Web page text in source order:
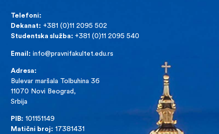
Telefoni:
Dekanat: +381 (0)11 2095 502
Studentska služba: +381 (0)11 2095 540
Email: info@pravnifakultet.edu.rs
Adresa:
Bulevar maršala Tolbuhina 36
11070 Novi Beograd,
Srbija
PIB: 101151149
Matični broj: 17381431